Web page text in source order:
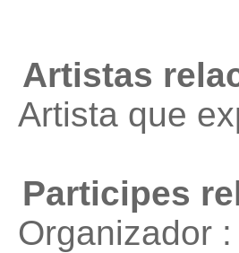
Artistas
Artista que
Participes
Organizador :